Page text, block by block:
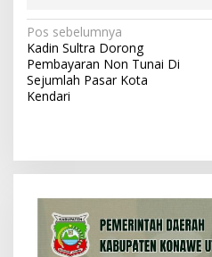
N
a
v
a
Pos sebelumnya
Kadin Sultra Dorong
Pembayaran Non Tunai Di
Sejumlah Pasar Kota
Kendari